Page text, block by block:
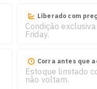
Liberado com
Condição
Friday.
Corra antes que
Estoque limitado
não voltam.